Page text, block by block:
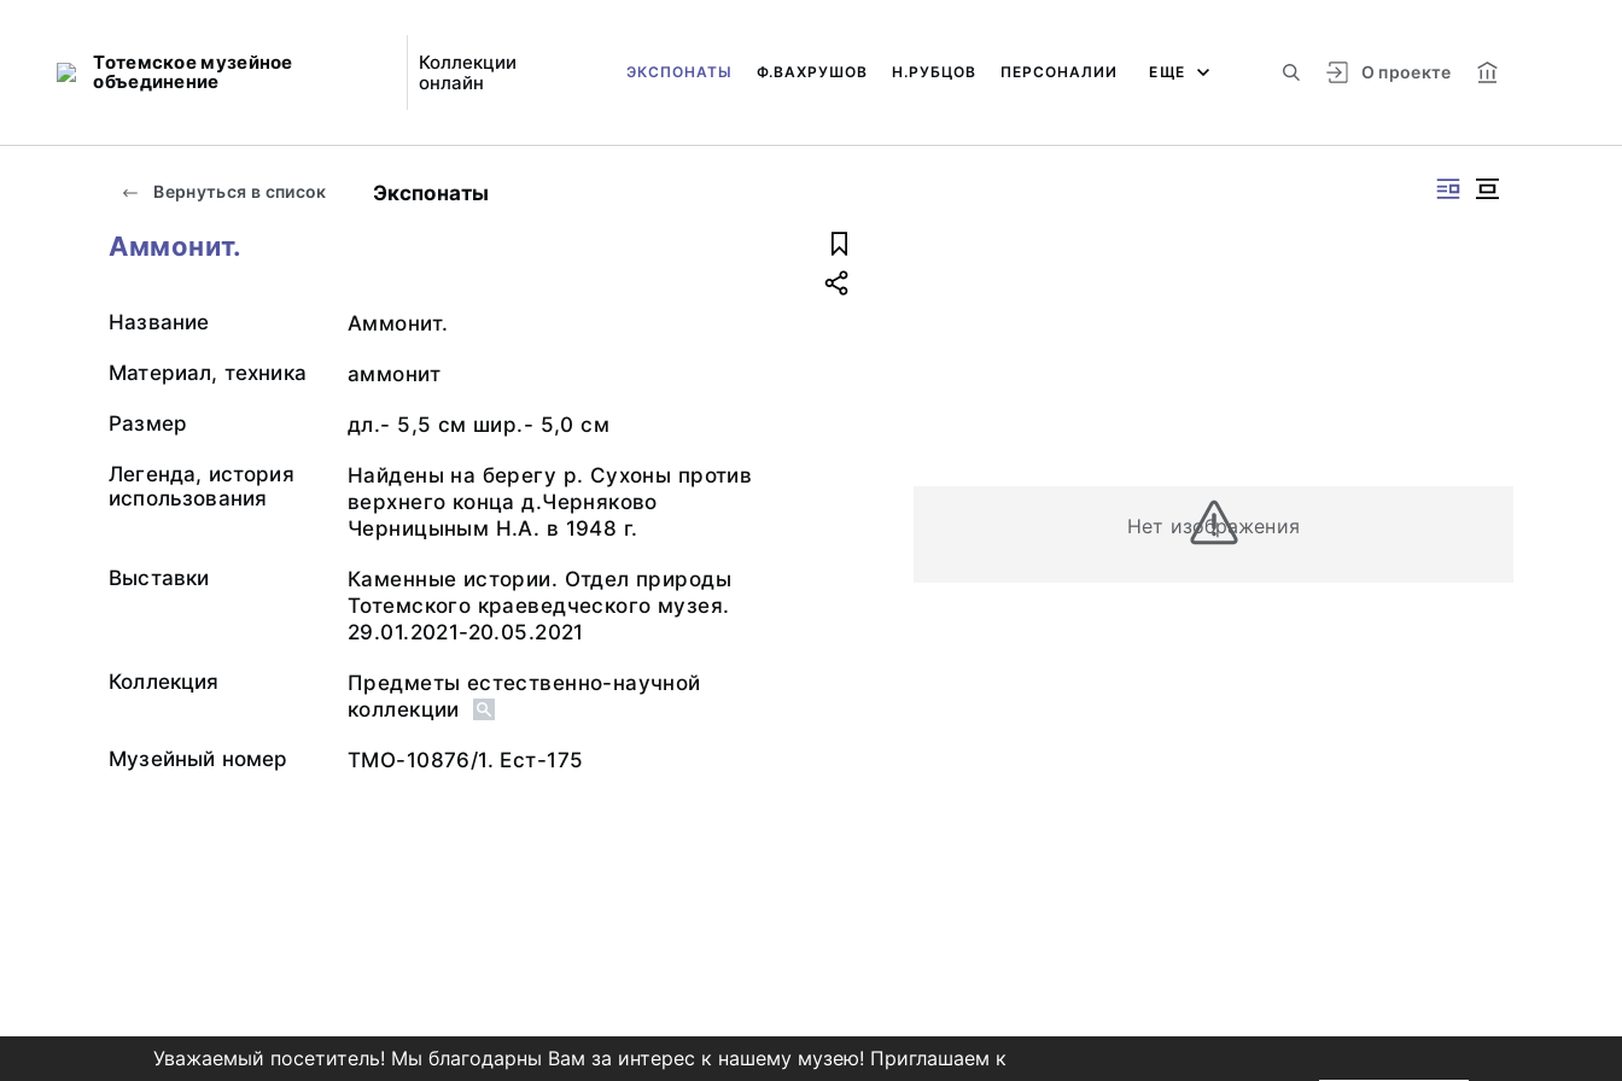
Тотемское музейное
объединение
Коллекции
онлайн
О проекте
ЭКСПОНАТЫ Ф.ВАХРУШОВ Н.РУБЦОВ ПЕРСОНАЛИИ ЕЩЕ
Вернуться в список Экспонаты
Нет изображения
Аммонит.
Название Аммонит.
Материал, техника аммонит
Размер дл.- 5,5 см шир.- 5,0 см
Легенда, история
использования
Найдены на берегу р. Сухоны против
верхнего конца д.Черняково
Черницыным Н.А. в 1948 г.
Выставки
Каменные истории. Отдел природы
Тотемского краеведческого музея.
29.01.2021-20.05.2021
Коллекция
Предметы естественно-научной
коллекции
Музейный номер ТМО-10876/1. Ест-175
Уважаемый посетитель! Мы благодарны Вам за интерес к нашему музею! Приглашаем к